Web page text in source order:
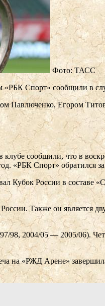
Фото: ТАСС
«РБК Спорт» сообщили в
Павлюченко, Егором
сообщили, что в
«РБК Спорт» обратился
России в составе
Также он является
98, 2004/05 — 2005/06).
на «РЖД Арене»